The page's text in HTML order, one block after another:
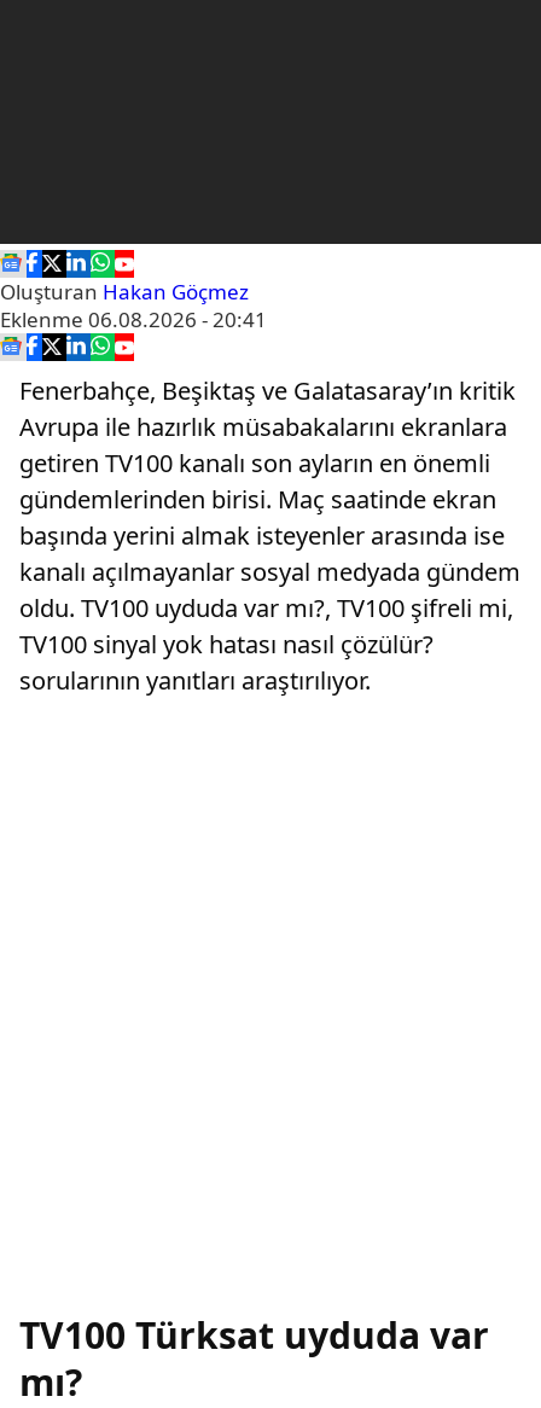
Oluşturan Hakan Göçmez
Eklenme 06.08.2026 - 20:41
Fenerbahçe, Beşiktaş ve Galatasaray’ın kritik
Avrupa ile hazırlık müsabakalarını ekranlara
getiren TV100 kanalı son ayların en önemli
gündemlerinden birisi. Maç saatinde ekran
başında yerini almak isteyenler arasında ise
kanalı açılmayanlar sosyal medyada gündem
oldu. TV100 uyduda var mı?, TV100 şifreli mi,
TV100 sinyal yok hatası nasıl çözülür?
sorularının yanıtları araştırılıyor.
TV100 Türksat uyduda var
mı?